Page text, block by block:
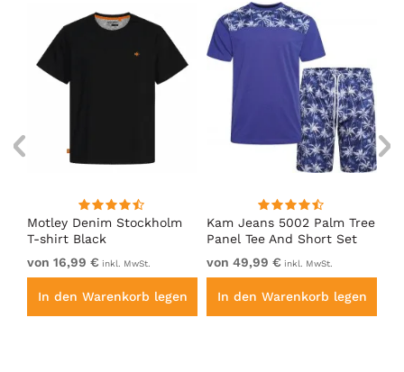
Motley Denim Stockholm
T-shirt Black
von 16,99 € inkl. MwSt.
In den Warenkorb legen
Kam Jeans 5002 Palm Tree
Panel Tee And Short Set
Electric Blue
von 49,99 € inkl. MwSt.
In den Warenkorb legen